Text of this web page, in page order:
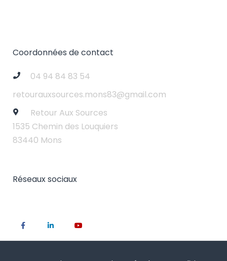
Coordonnées de contact
04 94 84 83 54
retourauxsources.mons83@gmail.com
Retour Aux Sources
1535 Chemin des Louquiers
83440 Mons
Réseaux sociaux